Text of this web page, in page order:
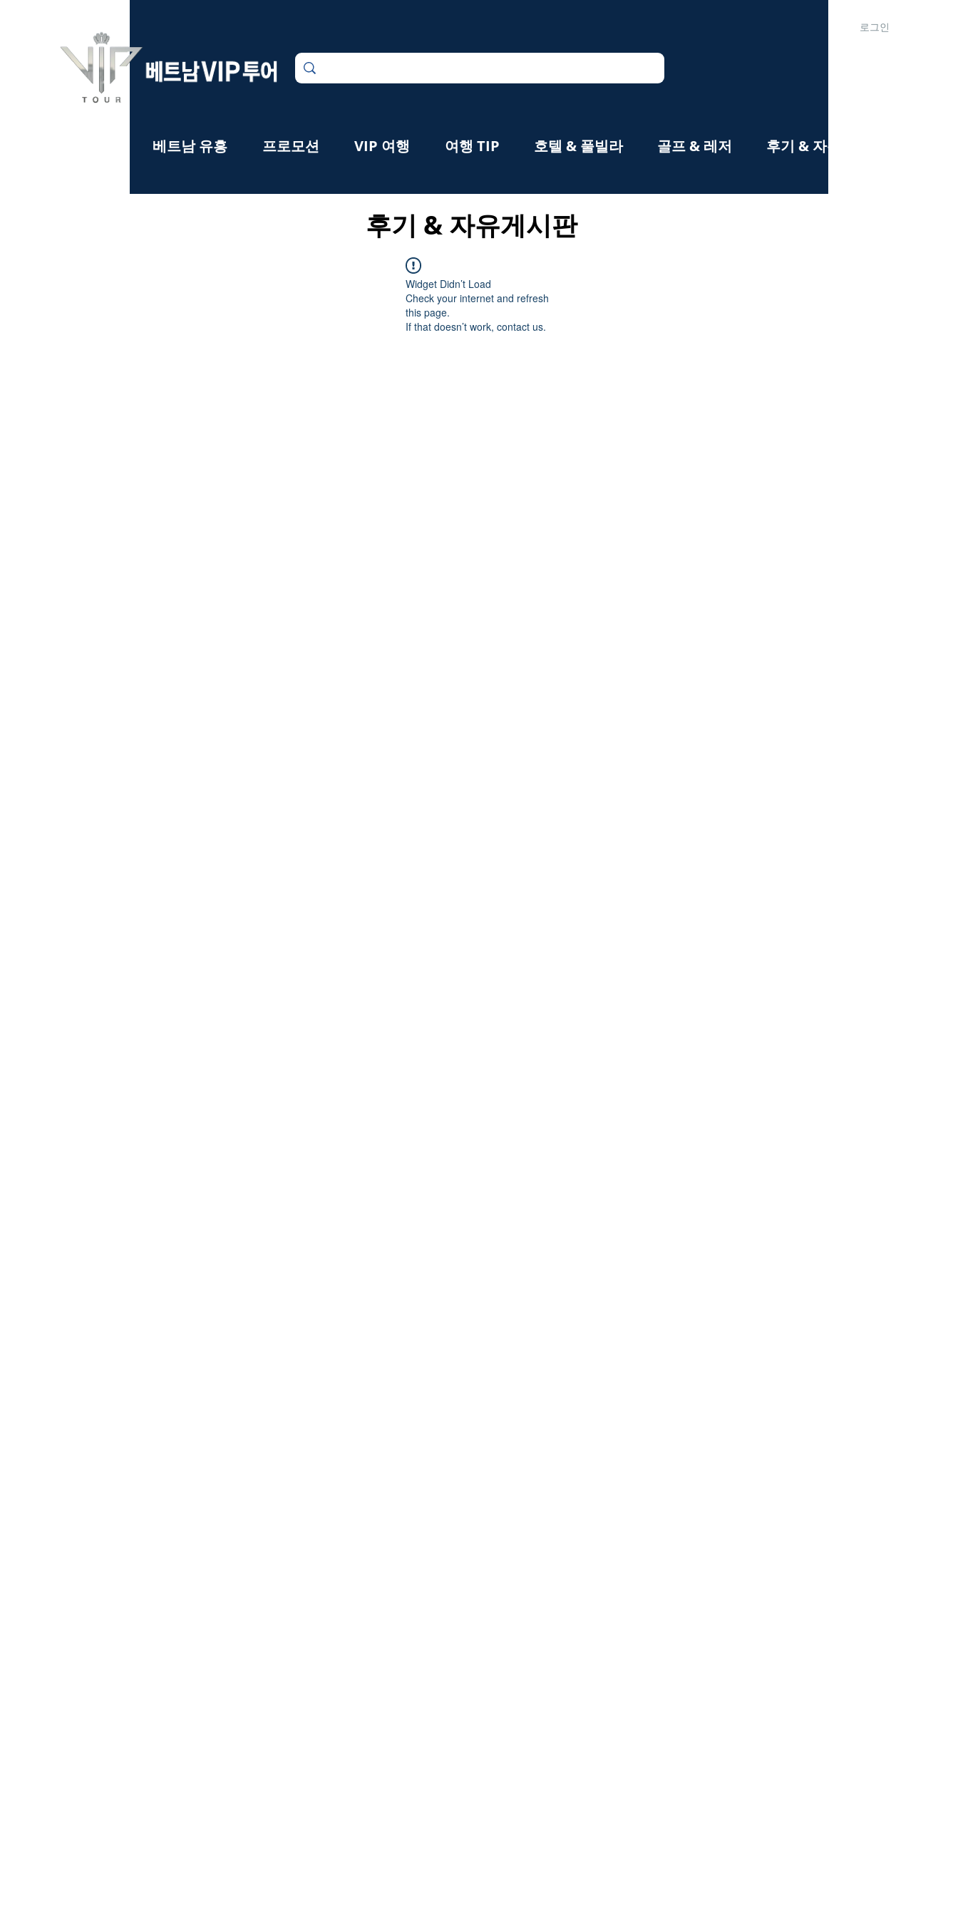
로그인
베트남 유흥 프로모션 VIP 여행 여행 TIP 호텔 & 풀빌라 골프 & 레저 후기 & 자유게시판
​후기 & 자유게시판
Widget Didn’t Load
Check your internet and refresh
this page.
If that doesn’t work, contact us.